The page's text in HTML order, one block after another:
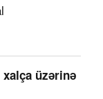
üzərinə